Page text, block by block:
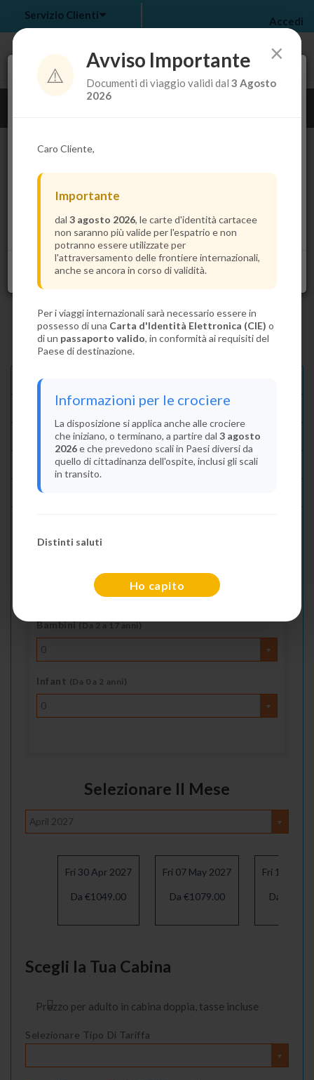
my bookings >
Servizio Clienti Accedi
Disponibilità
Condizioni
Recensioni
Indica il numero dei passeggeri
Bambini (Da 2 a 17 anni)
0
Infant (Da 0 a 2 anni)
0
Selezionare Il Mese
April 2027
Fri 30 Apr 2027
Da €1049.00
Fri 07 May 2027
Da €1079.00
Fri 14 May
Da
Scegli la Tua Cabina
Prezzo per adulto in cabina doppia, tasse incluse
Selezionare Tipo Di Tariffa
×
⚠️
Avviso Importante
Documenti di viaggio validi dal3 Agosto
2026
Caro Cliente,
Importante
dal 3 agosto 2026, le carte d'identità cartacee
non saranno più valide per l'espatrio e non
potranno essere utilizzate per
l'attraversamento delle frontiere internazionali,
anche se ancora in corso di validità.
Per i viaggi internazionali sarà necessario essere in
possesso di una Carta d'Identità Elettronica (CIE) o
di un passaporto valido, in conformità ai requisiti del
Paese di destinazione.
Informazioni per le crociere
La disposizione si applica anche alle crociere
che iniziano, o terminano, a partire dal 3 agosto
2026e che prevedono scali in Paesi diversi da
quello di cittadinanza dell'ospite, inclusi gli scali
in transito.
Distinti saluti
Ho capito
Tra pochi secondi troverai il prezzo più basso per la
tua crociera.